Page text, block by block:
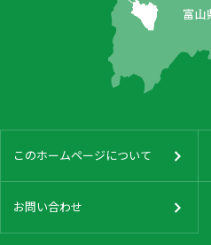
このホームページについて
お問い合わせ